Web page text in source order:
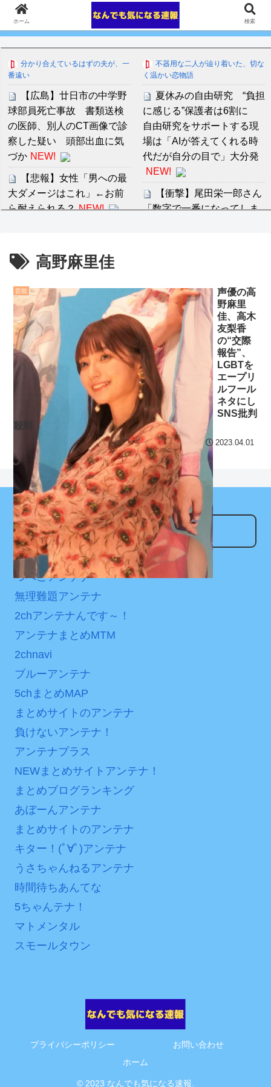
分かり合えているはずの夫が、一
番遠い
【広島】廿日市の中学野
球部員死亡事故 書類送検
の医師、別人のCT画像で診
察した疑い 頭部出血に気
づか NEW!
【悲報】女性「男への最
大ダメージはこれ」←お前
ら耐えられる？ NEW!
阪神ルーカス、危険球退
の事態 １４８キロ直球が
頭部直撃 NEW!
【あんこ】バーニィは第
1小隊のフォワードのようで
す【機動警察パトレイバ
ー】 第57話 ああ、心配だ心
NEW!
クレバテスⅡ-魔獣の王と
偽りの勇者伝承- 第4話 感
想：敵を探すよりトアの書
を餌に誘き出す作戦！
【画像】発達障害の子ど
もはこの絵の意味がすぐに
分からないらしい
日本が北朝鮮に辛勝し二
次予選3連勝も、海外ファン
は采配に辛辣「おそろしい
内容の後半」「今日の森保
はチキン」
七ツ森りり ご令嬢と召使
いの禁断の恋…1日だけ許さ
れた夫婦としての時間をひ
Powered by livedoor 相
互RSS
不器用な二人が辿り着いた、切な
く温かい恋物語
夏休みの自由研究 “負担
に感じる”保護者は6割に
自由研究をサポートする現
場は「AIが答えてくれる時
代だが自分の目で」大分発
NEW!
【衝撃】尾田栄一郎さん
「数字で一番になってしま
長友の現役続行、妻・平
愛梨が後押ししてたらしい
な
セ・リーグ出塁回数ラン
キング 直近3週間｜2026年
8/3まで
【地獄のような聴聞会】
Ｗ杯１次Ｌ敗退の韓国 議員
が「なぜ負けたのか？」ソ
ン・フンミン先発落ちは
「監督の報復」
すまん熊本やがコンビニ
に食品も水もない
ディズニーが「大課金時
代」に突入！アトラクショ
ンパスがどれもこれも1500
円の課金チケに
高野麻里佳
芸能
声優の高
野麻里
佳、高木
友梨香
の“交際
報告”、
LGBTを
エープリ
ルフール
ネタにし
SNS批判
殺到
2023.04.01
アンテナサイト
なんでもアンテナ
つべこアンテナ
無理難題アンテナ
2chアンテナんです～！
アンテナまとめMTM
2chnavi
ブルーアンテナ
5chまとめMAP
まとめサイトのアンテナ
負けないアンテナ！
アンテナプラス
NEWまとめサイトアンテナ！
まとめブログランキング
あぼーんアンテナ
まとめサイトのアンテナ
キター！(ﾟ∀ﾟ)アンテナ
うさちゃんねるアンテナ
時間待ちあんてな
5ちゃんテナ！
マトメンタル
スモールタウン
プライバシーポリシー
お問い合わせ
ホーム
© 2023 なんでも気になる速報.
ホーム 検索